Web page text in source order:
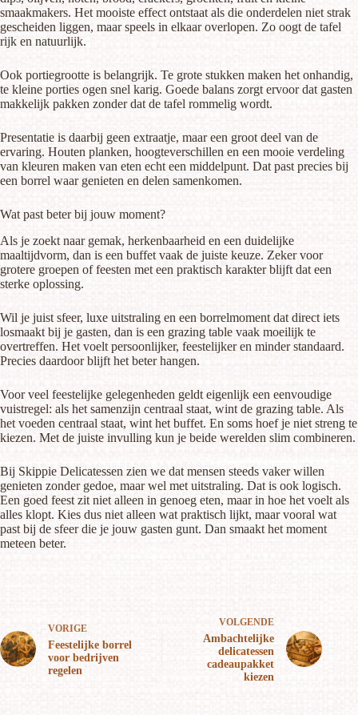
smaakmakers. Het mooiste effect ontstaat als die onderdelen niet strak
gescheiden liggen, maar speels in elkaar overlopen. Zo oogt de tafel
rijk en natuurlijk.
Ook portiegrootte is belangrijk. Te grote stukken maken het onhandig,
te kleine porties ogen snel karig. Goede balans zorgt ervoor dat gasten
makkelijk pakken zonder dat de tafel rommelig wordt.
Presentatie is daarbij geen extraatje, maar een groot deel van de
ervaring. Houten planken, hoogteverschillen en een mooie verdeling
van kleuren maken van eten echt een middelpunt. Dat past precies bij
een borrel waar genieten en delen samenkomen.
Wat past beter bij jouw moment?
Als je zoekt naar gemak, herkenbaarheid en een duidelijke
maaltijdvorm, dan is een buffet vaak de juiste keuze. Zeker voor
grotere groepen of feesten met een praktisch karakter blijft dat een
sterke oplossing.
Wil je juist sfeer, luxe uitstraling en een borrelmoment dat direct iets
losmaakt bij je gasten, dan is een grazing table vaak moeilijk te
overtreffen. Het voelt persoonlijker, feestelijker en minder standaard.
Precies daardoor blijft het beter hangen.
Voor veel feestelijke gelegenheden geldt eigenlijk een eenvoudige
vuistregel: als het samenzijn centraal staat, wint de grazing table. Als
het voeden centraal staat, wint het buffet. En soms hoef je niet streng te
kiezen. Met de juiste invulling kun je beide werelden slim combineren.
Bij Skippie Delicatessen zien we dat mensen steeds vaker willen
genieten zonder gedoe, maar wel met uitstraling. Dat is ook logisch.
Een goed feest zit niet alleen in genoeg eten, maar in hoe het voelt als
alles klopt. Kies dus niet alleen wat praktisch lijkt, maar vooral wat
past bij de sfeer die je jouw gasten gunt. Dan smaakt het moment
meteen beter.
VORIGE
Feestelijke borrel
voor bedrijven
regelen
VOLGENDE
Ambachtelijke
delicatessen
cadeaupakket
kiezen